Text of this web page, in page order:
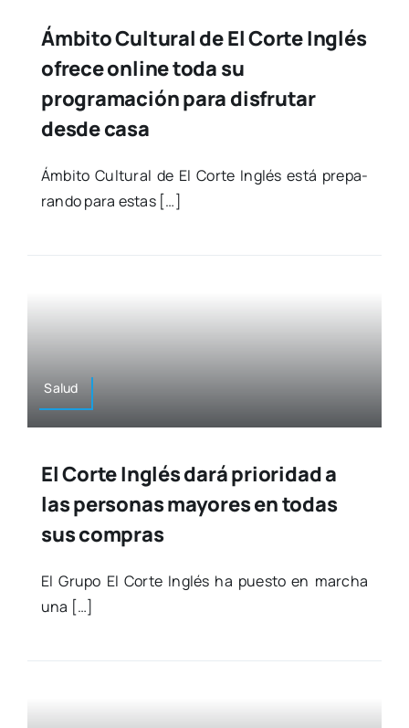
Ámbito Cultural de El Corte Inglés
ofrece online toda su
programación para disfrutar
desde casa
Ámbi­to Cul­tu­ral de El Cor­te Inglés está pre­pa­
ran­do para estas […]
Salud
El Corte Inglés dará prioridad a
las personas mayores en todas
sus compras
El Gru­po El Cor­te Inglés ha pues­to en mar­cha
una […]